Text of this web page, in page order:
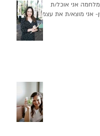
אני אוכל/ת
אני מוצא/ת את עצמי